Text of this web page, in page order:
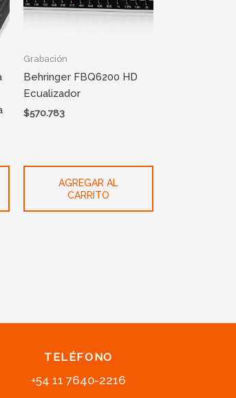
Grabación
Behringer FBQ6200 HD
Ecualizador
$570.783
AGREGAR AL
CARRITO
TELÉFONO
+54 11 7640-2216